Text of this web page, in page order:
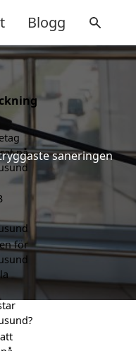
Blogg
saneringen
på
för